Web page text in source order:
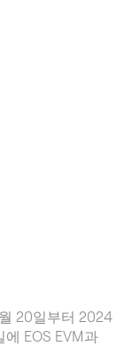
20일부터 2024
에 EOS EVM과